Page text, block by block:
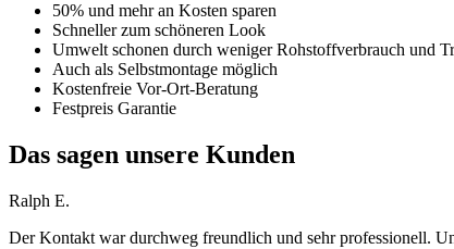
50% und mehr an Kosten sparen
Schneller zum schöneren Look
Umwelt schonen durch weniger Rohstoffverbrauch und
Auch als Selbstmontage möglich
Kostenfreie Vor-Ort-Beratung
Festpreis Garantie
Das sagen unsere Kunden
Ralph E.
Der Kontakt war durchweg freundlich und sehr professionell.